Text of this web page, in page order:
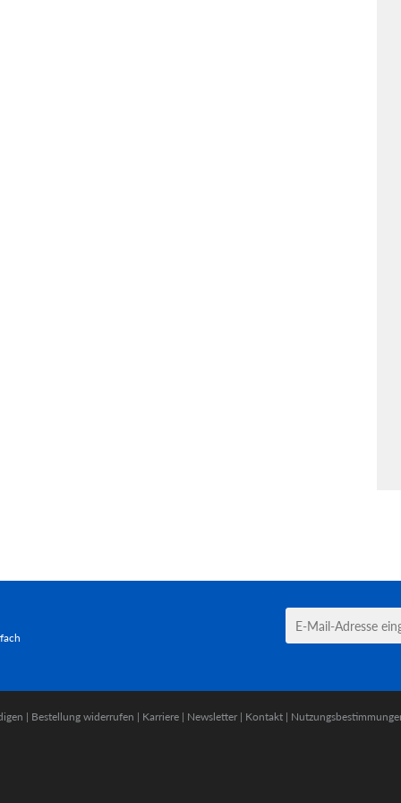
| Bestellung widerrufen | Karriere | Newsletter | Kontakt |